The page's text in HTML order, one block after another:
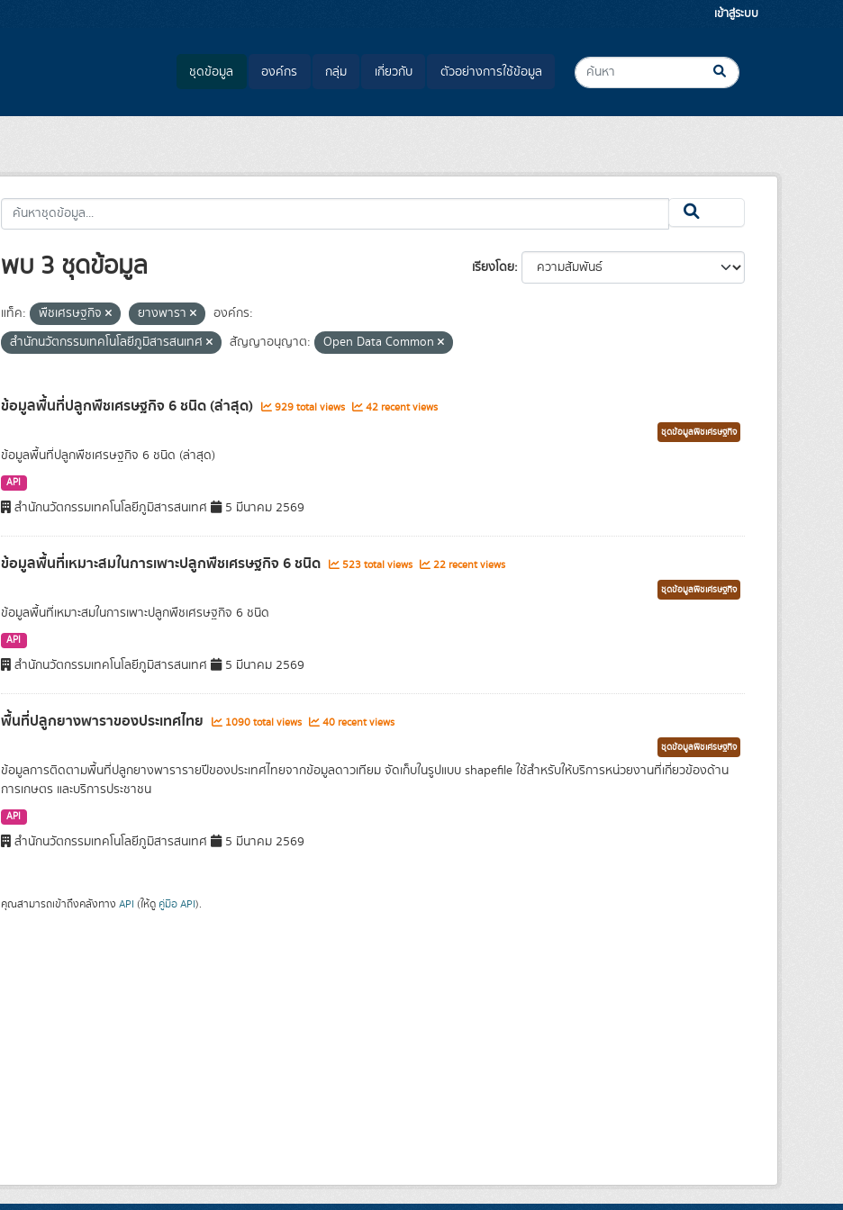
เข้าสู่ระบบ
ชุดข้อมูล องค์กร กลุ่ม เกี่ยวกับ ตัวอย่างการใช้ข้อมูล
เรียงโดย
พบ 3 ชุดข้อมูล
แท็ค: พืชเศรษฐกิจ ยางพารา
องค์กร:
สำนักนวัตกรรมเทคโนโลยีภูมิสารสนเทศ
สัญญาอนุญาต: Open Data Common
ข้อมูลพื้นที่ปลูกพืชเศรษฐกิจ 6 ชนิด (ล่าสุด) 929 total views 42 recent views
ชุดข้อมูลพืชเศรษฐกิจ
ข้อมูลพื้นที่ปลูกพืชเศรษฐกิจ 6 ชนิด (ล่าสุด)
API
สำนักนวัตกรรมเทคโนโลยีภูมิสารสนเทศ 5 มีนาคม 2569
ข้อมูลพื้นที่เหมาะสมในการเพาะปลูกพืชเศรษฐกิจ 6 ชนิด 523 total views 22 recent views
ชุดข้อมูลพืชเศรษฐกิจ
ข้อมูลพื้นที่เหมาะสมในการเพาะปลูกพืชเศรษฐกิจ 6 ชนิด
API
สำนักนวัตกรรมเทคโนโลยีภูมิสารสนเทศ 5 มีนาคม 2569
พื้นที่ปลูกยางพาราของประเทศไทย 1090 total views 40 recent views
ชุดข้อมูลพืชเศรษฐกิจ
ข้อมูลการติดตามพื้นที่ปลูกยางพารารายปีของประเทศไทยจากข้อมูลดาวเทียม จัดเก็บในรูปแบบ shapefile ใช้สำหรับให้บริการหน่วยงานที่เกี่ยวข้องด้าน
การเกษตร และบริการประชาชน
API
สำนักนวัตกรรมเทคโนโลยีภูมิสารสนเทศ 5 มีนาคม 2569
คุณสามารถเข้าถึงคลังทาง API (ให้ดู คู่มือ API).